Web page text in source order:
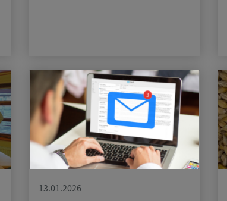
13.01.2026